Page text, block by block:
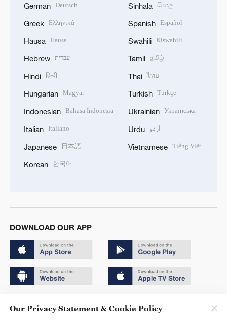
German Deutsch
Greek Ελληνικά
Hausa Hausa
Hebrew עברית
Hindi हिन्दी
Hungarian Magyar
Indonesian Bahasa Indonesia
Italian Italiano
Japanese 日本語
Korean 한국어
Sinhala සිංහල
Spanish Español
Swahili Kiswahili
Tamil தமிழ்
Thai ไทย
Turkish Türkçe
Ukrainian Українська
Urdu اردو
Vietnamese Tiếng Việt
DOWNLOAD OUR APP
Our Privacy Statement & Cookie Policy